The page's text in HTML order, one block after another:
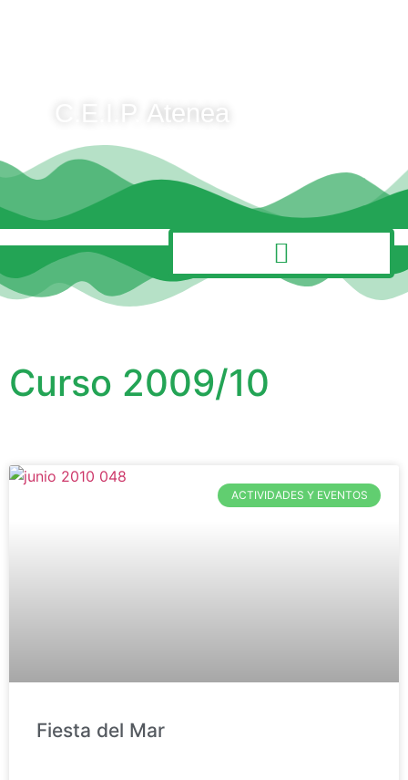
C.E.I.P. Atenea
MENÚ
Curso 2009/10
ACTIVIDADES Y EVENTOS
Fiesta del Mar